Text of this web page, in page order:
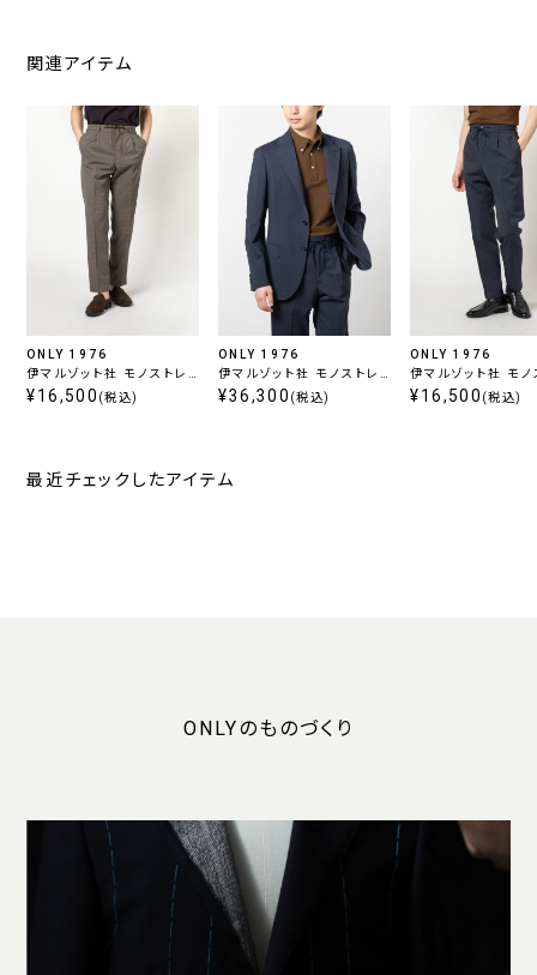
関連アイテム
ONLY 1976
伊マルゾット社 モノストレ
ッチ セットアップパンツ ベ
¥16,500 (税込)
ONLY 1976
伊マルゾット社 モノストレ
ッチ セットアップジャケット
¥36,300 (税込)
ONLY 1976
伊マルゾット社 モノ
ッチ セットアップパ
¥16,500 (税込)
最近チェックしたアイテム
ONLYのものづくり